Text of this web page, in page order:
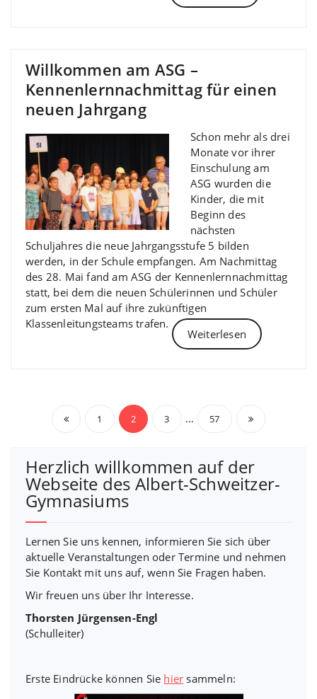
Willkommen am ASG –
Kennenlernnachmittag für einen
neuen Jahrgang
Schon mehr als drei
Monate vor ihrer
Einschulung am
ASG wurden die
Kinder, die mit
Beginn des
nächsten
Schuljahres die neue Jahrgangsstufe 5 bilden
werden, in der Schule empfangen. Am Nachmittag
des 28. Mai fand am ASG der Kennenlernnachmittag
statt, bei dem die neuen Schülerinnen und Schüler
zum ersten Mal auf ihre zukünftigen
Klassenleitungsteams trafen.
Weiterlesen
Beitragsnavigation
1 2 3 … 57
Herzlich willkommen auf der
Webseite des Albert-Schweitzer-
Gymnasiums
Lernen Sie uns kennen, informieren Sie sich über
aktuelle Veranstaltungen oder Termine und nehmen
Sie Kontakt mit uns auf, wenn Sie Fragen haben.
Wir freuen uns über Ihr Interesse.
Thorsten Jürgensen-Engl
(Schulleiter)
Erste Eindrücke können Sie hier sammeln: